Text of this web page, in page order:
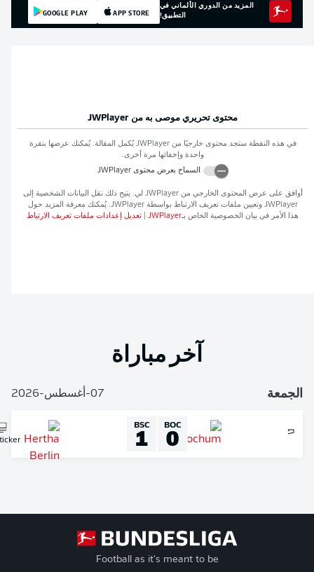
المزيد من الدوري الألماني في
التطبيق!
APP STORE
GOOGLE PLAY
محتوى تحريري موصى به من JWPlayer
في هذه النقطة ستجد محتوى خارجيًا منJWPlayer يُكمل المقالة. يُمكنك عرضها بنقرة
واحدة وإخفائها مرة أخرى.
السماح بعرض محتوىJWPlayer
على عرض المحتوى الخارجي من JWPlayer لي. يتيح ذلك نقل البيانات الشخصية إلى
JWPlayer وتعيين ملفات تعريف الارتباط بواسطةJWPlayer . يُمكنك معرفة المزيد حول
الأمر في بيان الخصوصية الخاص بـJWPlayer
|تعديل إعدادات ملفات تعريف الارتباط
آخر مباراة
BOC
0
BSC
Liveticker
Football as it's meant to be